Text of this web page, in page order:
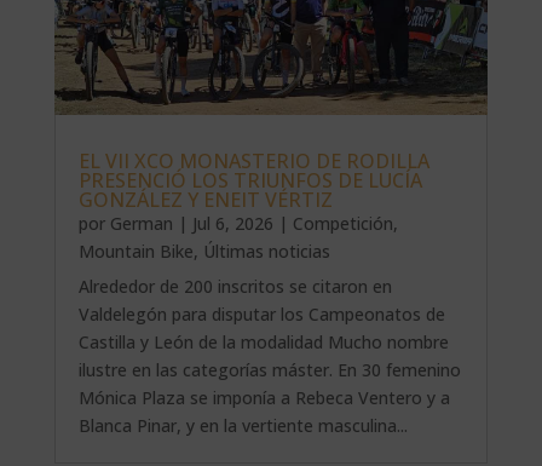
EL VII XCO MONASTERIO DE RODILLA
PRESENCIÓ LOS TRIUNFOS DE LUCÍA
GONZÁLEZ Y ENEIT VÉRTIZ
por German | Jul 6, 2026 | Competición,
Mountain Bike, Últimas noticias
Alrededor de 200 inscritos se citaron en
Valdelegón para disputar los Campeonatos de
Castilla y León de la modalidad Mucho nombre
ilustre en las categorías máster. En 30 femenino
Mónica Plaza se imponía a Rebeca Ventero y a
Blanca Pinar, y en la vertiente masculina...